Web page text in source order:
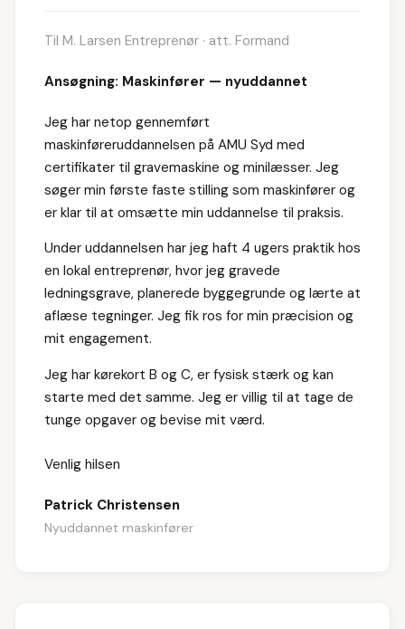
Til M. Larsen Entreprenør · att. Formand
Ansøgning: Maskinfører — nyuddannet
Jeg har netop gennemført
maskinføreruddannelsen på AMU Syd med
certifikater til gravemaskine og minilæsser. Jeg
søger min første faste stilling som maskinfører og
er klar til at omsætte min uddannelse til praksis.
Under uddannelsen har jeg haft 4 ugers praktik hos
en lokal entreprenør, hvor jeg gravede
ledningsgrave, planerede byggegrunde og lærte at
aflæse tegninger. Jeg fik ros for min præcision og
mit engagement.
Jeg har kørekort B og C, er fysisk stærk og kan
starte med det samme. Jeg er villig til at tage de
tunge opgaver og bevise mit værd.
Venlig hilsen
Patrick Christensen
Nyuddannet maskinfører